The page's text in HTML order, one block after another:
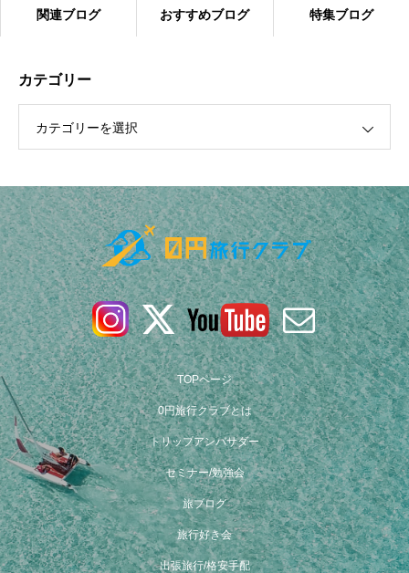
森戸大名神
アフ・トンガリキの15体のモアイ像
関連ブログ おすすめブログ 特集ブログ
カテゴリー
カテゴリーを選択
TOPページ
0円旅行クラブとは
トリップアンバサダー
セミナー/勉強会
旅ブログ
旅行好き会
出張旅行/格安手配